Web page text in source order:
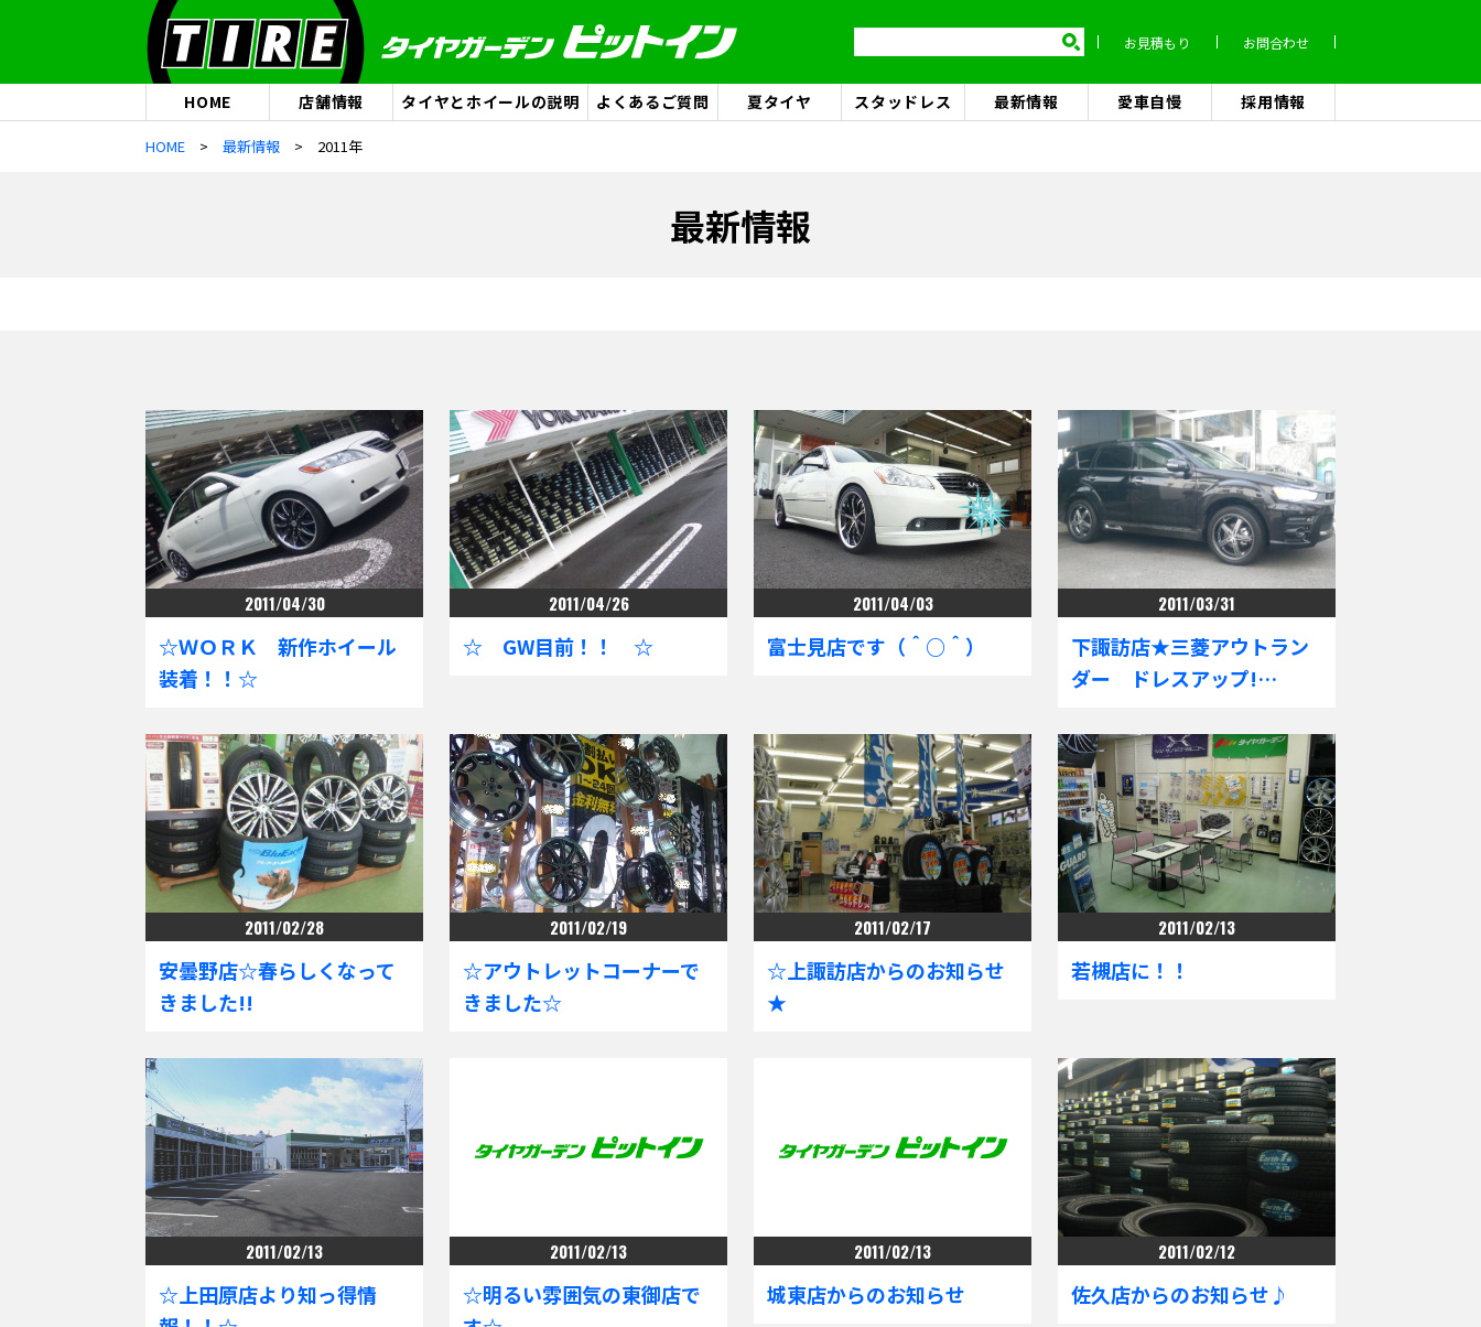
お見積もり お問合わせ
HOME 店舗情報 タイヤとホイールの説明 よくあるご質問 夏タイヤ スタッドレス 最新情報 愛車自慢 採用情報
HOME 最新情報 2011年
最新情報
2011/04/30
☆ＷＯＲＫ 新作ホイール
装着！！☆
2011/04/26
☆ GW目前！！ ☆
2011/04/03
富士見店です（＾○＾）
2011/03/31
下諏訪店★三菱アウトラン
ダー ドレスアップ!…
2011/02/28
安曇野店☆春らしくなって
きました!!
2011/02/19
☆アウトレットコーナーで
きました☆
2011/02/17
☆上諏訪店からのお知らせ
★
2011/02/13
若槻店に！！
2011/02/13
☆上田原店より知っ得情
2011/02/13
☆明るい雰囲気の東御店で
2011/02/13
城東店からのお知らせ
2011/02/12
佐久店からのお知らせ♪